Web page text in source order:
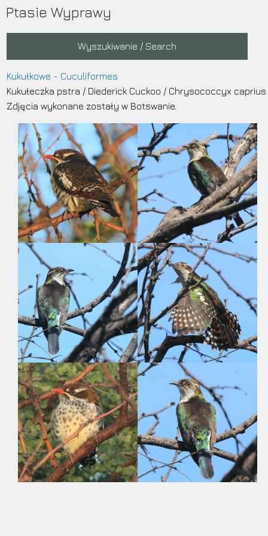
Przejdź
Ptasie Wyprawy
navigation
Wyszukiwanie / Search
Kukułkowe - Cuculiformes
Kukułeczka pstra / Diederick Cuckoo / Chrysococcyx caprius
Zdjęcia wykonane zostały w Botswanie.